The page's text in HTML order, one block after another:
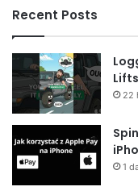
Recent Posts
Lifts
22
1